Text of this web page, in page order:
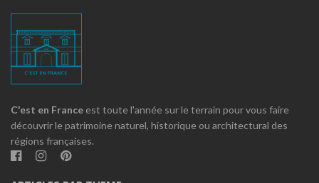
C'est en France est toute l'année sur le terrain pour vous faire
découvrir le patrimoine naturel, historique ou architectural des
régions françaises.